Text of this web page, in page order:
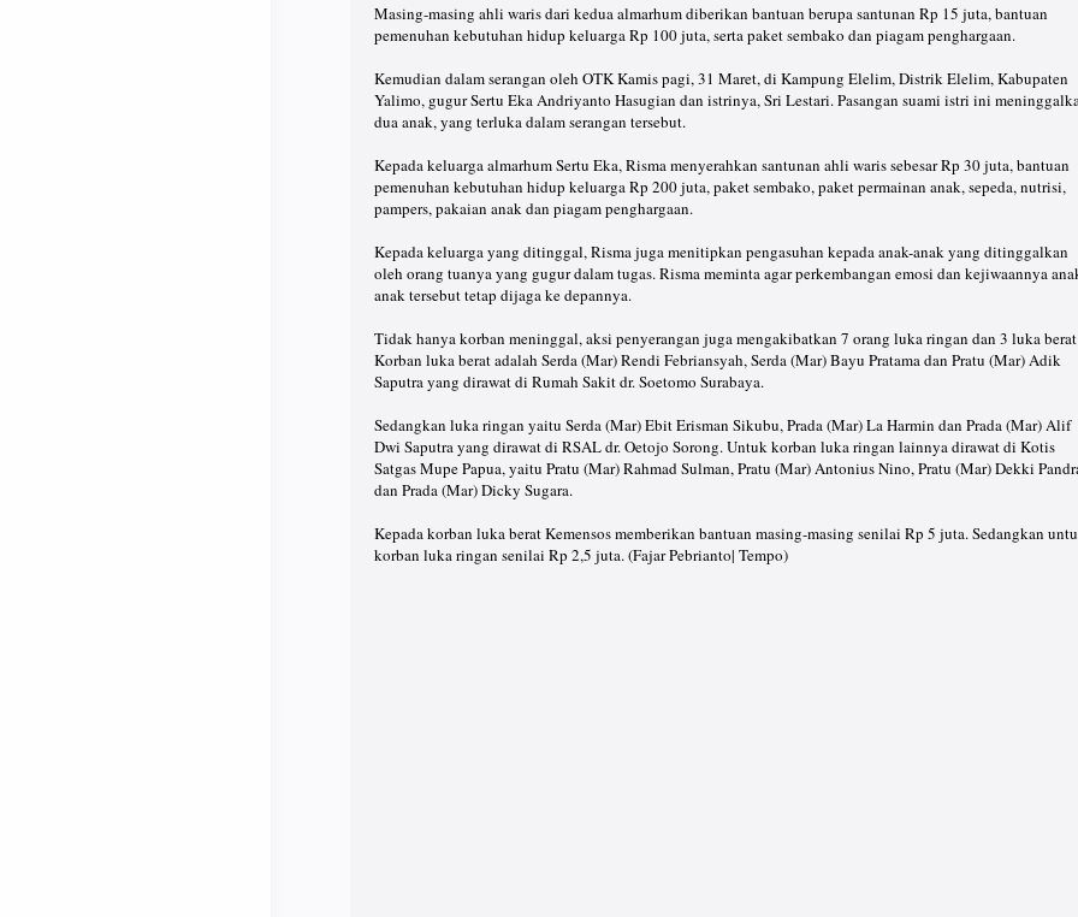
Masing-masing ahli waris dari kedua almarhum diberikan bantuan berupa santunan Rp 15 juta, bantuan
pemenuhan kebutuhan hidup keluarga Rp 100 juta, serta paket sembako dan piagam penghargaan.
Kemudian dalam serangan oleh OTK Kamis pagi, 31 Maret, di Kampung Elelim, Distrik Elelim, Kabupaten
Yalimo, gugur Sertu Eka Andriyanto Hasugian dan istrinya, Sri Lestari. Pasangan suami istri ini
dua anak, yang terluka dalam serangan tersebut.
Kepada keluarga almarhum Sertu Eka, Risma menyerahkan santunan ahli waris sebesar Rp 30 juta, bantuan
pemenuhan kebutuhan hidup keluarga Rp 200 juta, paket sembako, paket permainan anak, sepeda, nutrisi,
pampers, pakaian anak dan piagam penghargaan.
Kepada keluarga yang ditinggal, Risma juga menitipkan pengasuhan kepada anak-anak yang ditinggalkan
oleh orang tuanya yang gugur dalam tugas. Risma meminta agar perkembangan emosi dan kejiwaannya
anak tersebut tetap dijaga ke depannya.
Tidak hanya korban meninggal, aksi penyerangan juga mengakibatkan 7 orang luka ringan dan 3 luka
Korban luka berat adalah Serda (Mar) Rendi Febriansyah, Serda (Mar) Bayu Pratama dan Pratu (Mar) Adik
Saputra yang dirawat di Rumah Sakit dr. Soetomo Surabaya.
Sedangkan luka ringan yaitu Serda (Mar) Ebit Erisman Sikubu, Prada (Mar) La Harmin dan Prada (Mar) Alif
Dwi Saputra yang dirawat di RSAL dr. Oetojo Sorong. Untuk korban luka ringan lainnya dirawat di Kotis
Satgas Mupe Papua, yaitu Pratu (Mar) Rahmad Sulman, Pratu (Mar) Antonius Nino, Pratu (Mar) Dekki
dan Prada (Mar) Dicky Sugara.
Kepada korban luka berat Kemensos memberikan bantuan masing-masing senilai Rp 5 juta. Sedangkan
korban luka ringan senilai Rp 2,5 juta. (Fajar Pebrianto| Tempo)